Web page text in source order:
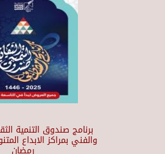
برنامج صندوق التنمية
والفني بمراكز الابداع